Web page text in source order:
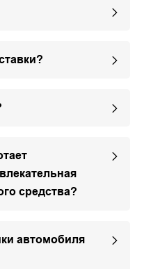
средства?
автомобиля